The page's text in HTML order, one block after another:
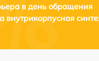
в день обращения
внутрикорпусная